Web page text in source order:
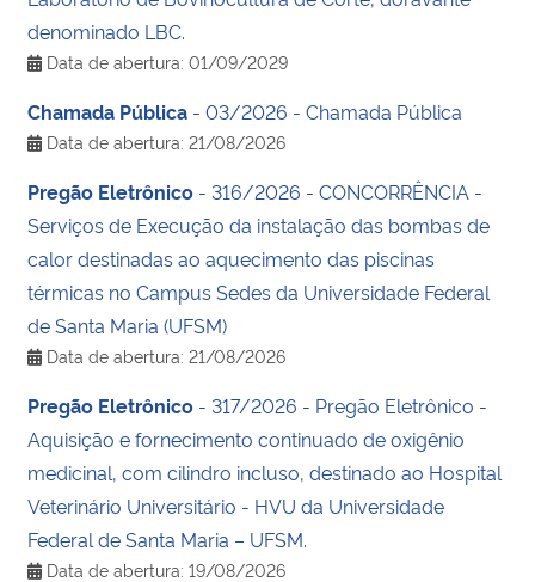
Ministério de Minas e Energia
Ministério da Ciência, Tecnologia, Inovações e Comunicações
Ministério do Turismo
Ministério do Desenvolvimento Regional
Controladoria-Geral da União
Ministério da Mulher, da Família e dos Direitos Humanos
Secretaria-Geral
Secretaria de Governo
denominado LBC.
Data de abertura: 01/09/2029
Chamada Pública - 03/2026 - Chamada Pública
Data de abertura: 21/08/2026
Pregão Eletrônico - 316/2026 - CONCORRÊNCIA -
Serviços de Execução da instalação das bombas de
calor destinadas ao aquecimento das piscinas
térmicas no Campus Sedes da Universidade Federal
de Santa Maria (UFSM)
Data de abertura: 21/08/2026
Pregão Eletrônico - 317/2026 - Pregão Eletrônico -
Aquisição e fornecimento continuado de oxigênio
medicinal, com cilindro incluso, destinado ao Hospital
Veterinário Universitário - HVU da Universidade
Federal de Santa Maria – UFSM.
Data de abertura: 19/08/2026